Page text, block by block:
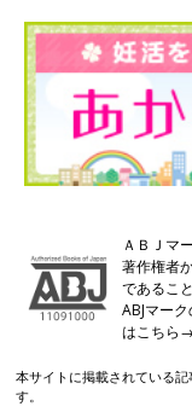
ＡＢＪマ
著作権者
であるこ
ABJマー
はこち
本サイトに掲載されている
す。